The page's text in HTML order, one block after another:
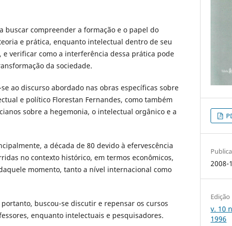
buscar compreender a formação e o papel do
e prática, enquanto intelectual dentro de seu
e verificar como a interferência dessa prática pode
da sociedade.
ao discurso abordado nas obras específicas sobre
e político Florestan Fernandes, como também
sobre a hegemonia, o intelectual orgânico e a
a década de 80 devido à efervescência
no contexto histórico, em termos econômicos,
momento, tanto a nível internacional como
buscou-se discutir e repensar os cursos
enquanto intelectuais e pesquisadores.
2008-
Edição
v. 10
1996